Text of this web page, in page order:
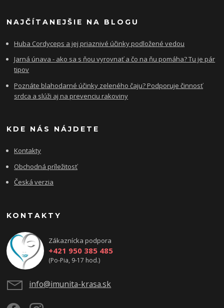
NAJČÍTANEJŠIE NA BLOGU
Huba Cordyceps a jej priaznivé účinky podložené vedou
Jarná únava - ako sa s ňou vyrovnať a čo na ňu pomáha? Tu je pár
tipov
Poznáte blahodarné účinky zeleného čaju? Podporuje činnosť
srdca a slúži aj na prevenciu rakoviny
KDE NÁS NÁJDETE
Kontakty
Obchodná príležitosť
Česká verzia
KONTAKTY
Zákaznícka podpora
+421 950 385 485
(Po-Pia, 9-17 hod.)
info@imunita-krasa.sk